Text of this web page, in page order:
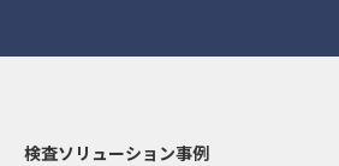
検査ソリューション事例